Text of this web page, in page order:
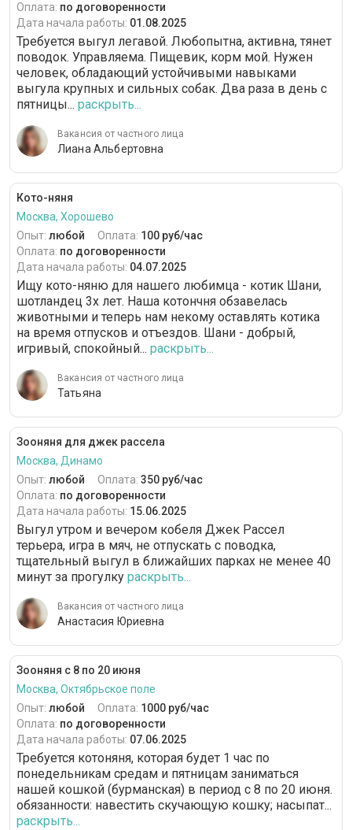
Оплата: по договоренности
Дата начала работы: 01.08.2025
Требуется выгул легавой. Любопытна, активна, тянет
поводок. Управляема. Пищевик, корм мой. Нужен
человек, обладающий устойчивыми навыками
выгула крупных и сильных собак. Два раза в день с
пятницы... раскрыть...
Вакансия от частного лица
Лиана Альбертовна
Кото-няня
Москва, Хорошево
Опыт: любой Оплата: 100 руб/час
Оплата: по договоренности
Дата начала работы: 04.07.2025
Ищу кото-няню для нашего любимца - котик Шани,
шотландец 3х лет. Наша котончня обзавелась
животными и теперь нам некому оставлять котика
на время отпусков и отъездов. Шани - добрый,
игривый, спокойный... раскрыть...
Вакансия от частного лица
Татьяна
Зооняня для джек рассела
Москва, Динамо
Опыт: любой Оплата: 350 руб/час
Оплата: по договоренности
Дата начала работы: 15.06.2025
Выгул утром и вечером кобеля Джек Рассел
терьера, игра в мяч, не отпускать с поводка,
тщательный выгул в ближайших парках не менее 40
минут за прогулку раскрыть...
Вакансия от частного лица
Анастасия Юриевна
Зооняня с 8 по 20 июня
Москва, Октябрьское поле
Опыт: любой Оплата: 1000 руб/час
Оплата: по договоренности
Дата начала работы: 07.06.2025
Требуется котоняня, которая будет 1 час по
понедельникам средам и пятницам заниматься
нашей кошкой (бурманская) в период с 8 по 20 июня.
обязанности: навестить скучающую кошку; насыпат...
раскрыть...